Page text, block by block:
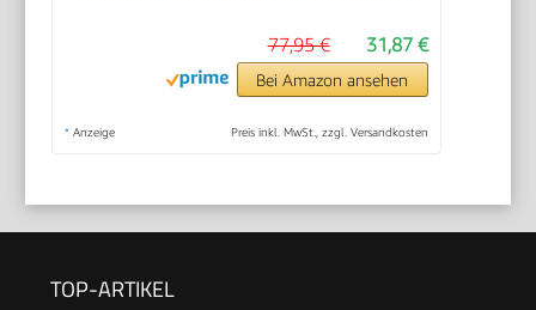
31,87 €
77,95 €
Bei Amazon ansehen
* Anzeige Preis inkl. MwSt., zzgl. Versandkosten
TOP-ARTIKEL